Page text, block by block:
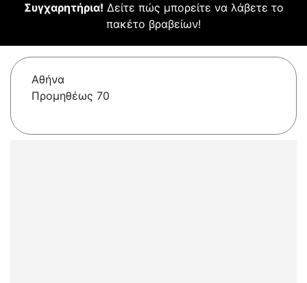
Συγχαρητήρια! Δείτε πώς μπορείτε να λάβετε το
πακέτο βραβείων!
Αθήνα
Προμηθέως 70